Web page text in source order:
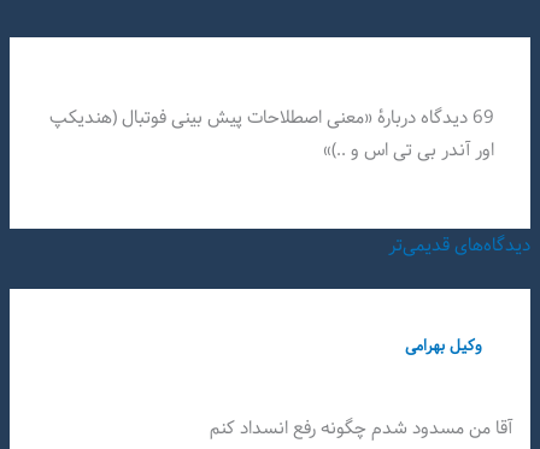
69 دیدگاه دربارهٔ «معنی اصطلاحات پیش بینی فوتبال (هندیکپ
اور آندر بی تی اس و ..)»
دیدگاه‌های
دیدگاه‌های قدیمی‌تر
وکیل بهرامی
آقا من مسدود شدم چگونه رفع انسداد کنم